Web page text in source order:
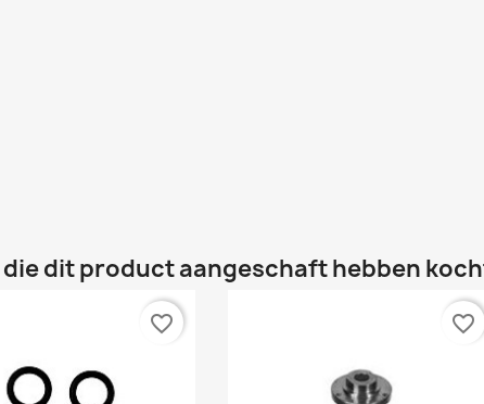
dit product aangeschaft hebben
favorite_border favorite_border